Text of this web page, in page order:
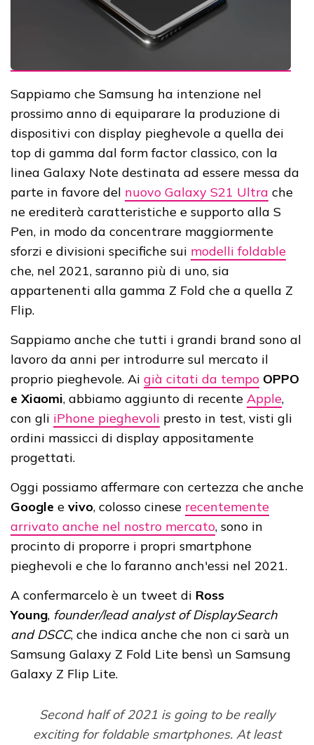
Sappiamo che Samsung ha intenzione nel
prossimo anno di equiparare la produzione di
dispositivi con display pieghevole a quella dei
top di gamma dal form factor classico, con la
linea Galaxy Note destinata ad essere messa da
parte in favore del nuovo Galaxy S21 Ultra che
ne erediterà caratteristiche e supporto alla S
Pen, in modo da concentrare maggiormente
sforzi e divisioni specifiche sui modelli foldable
che, nel 2021, saranno più di uno, sia
appartenenti alla gamma Z Fold che a quella Z
Flip.
Sappiamo anche che tutti i grandi brand sono al
lavoro da anni per introdurre sul mercato il
proprio pieghevole. Ai già citati da tempo OPPO
e Xiaomi, abbiamo aggiunto di recente Apple,
con gli iPhone pieghevoli presto in test, visti gli
ordini massicci di display appositamente
progettati.
Oggi possiamo affermare con certezza che anche
Google e vivo, colosso cinese recentemente
arrivato anche nel nostro mercato, sono in
procinto di proporre i propri smartphone
pieghevoli e che lo faranno anch'essi nel 2021.
A confermarcelo è un tweet di Ross
Young, founder/lead analyst of DisplaySearch
and DSCC, che indica anche che non ci sarà un
Samsung Galaxy Z Fold Lite bensì un Samsung
Galaxy Z Flip Lite.
Second half of 2021 is going to be really
exciting for foldable smartphones. At least